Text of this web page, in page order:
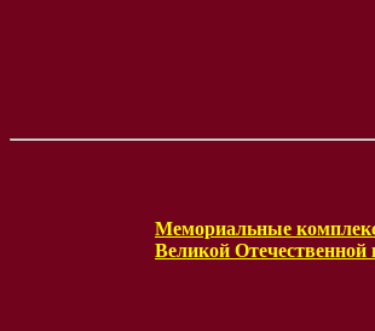
Мемориальные
Великой Отечественной